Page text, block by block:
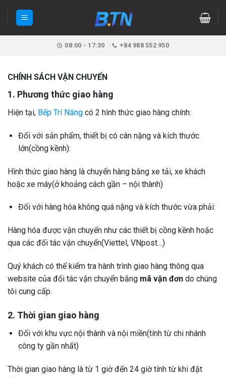
08:00 - 17:30 +84 988 552 950
CHÍNH SÁCH VẬN CHUYỂN
1. Phương thức giao hàng
Hiện tại, Bếp Trí Năng có 2 hình thức giao hàng chính:
Đối với sản phẩm, thiết bị có cân nặng và kích thước
lớn(cồng kềnh):
Hình thức giao hàng là chuyển hàng bằng xe tải, xe khách
hoặc xe máy(ở khoảng cách gần – nội thành)
Đối với hàng hóa không quá nặng và kích thước vừa phải:
Hàng hóa được vận chuyển như các thiết bị cồng kềnh hoặc
qua các đối tác vận chuyển(Viettel, VNpost…)
Quý khách có thể kiểm tra hành trình giao hàng thông qua
website của đối tác vận chuyển bằng mã vận đơn do chúng
tôi cung cấp.
2. Thời gian giao hàng
Đối với khu vực nội thành và nội miền(tính từ chi nhánh
công ty gần nhất)
Thời gian giao hàng là từ 1 giờ đến 24 giờ tính từ khi đặt